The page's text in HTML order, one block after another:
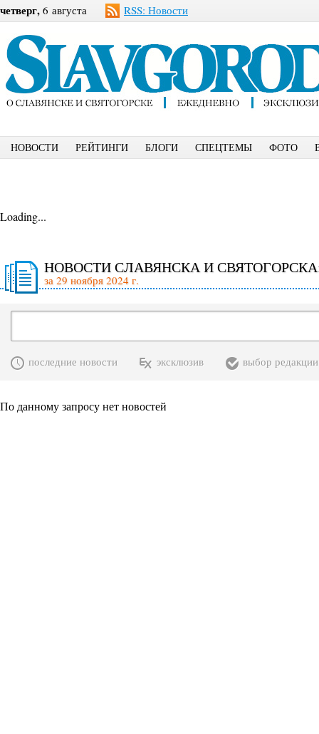
четверг, 6 августа RSS: Новости
НОВОСТИ РЕЙТИНГИ БЛОГИ СПЕЦТЕМЫ ФОТО
Loading...
НОВОСТИ СЛАВЯНСКА И
за 29 ноября 2024 г.
последние новости эксклюзив выбор редакции
По данному запросу нет новостей